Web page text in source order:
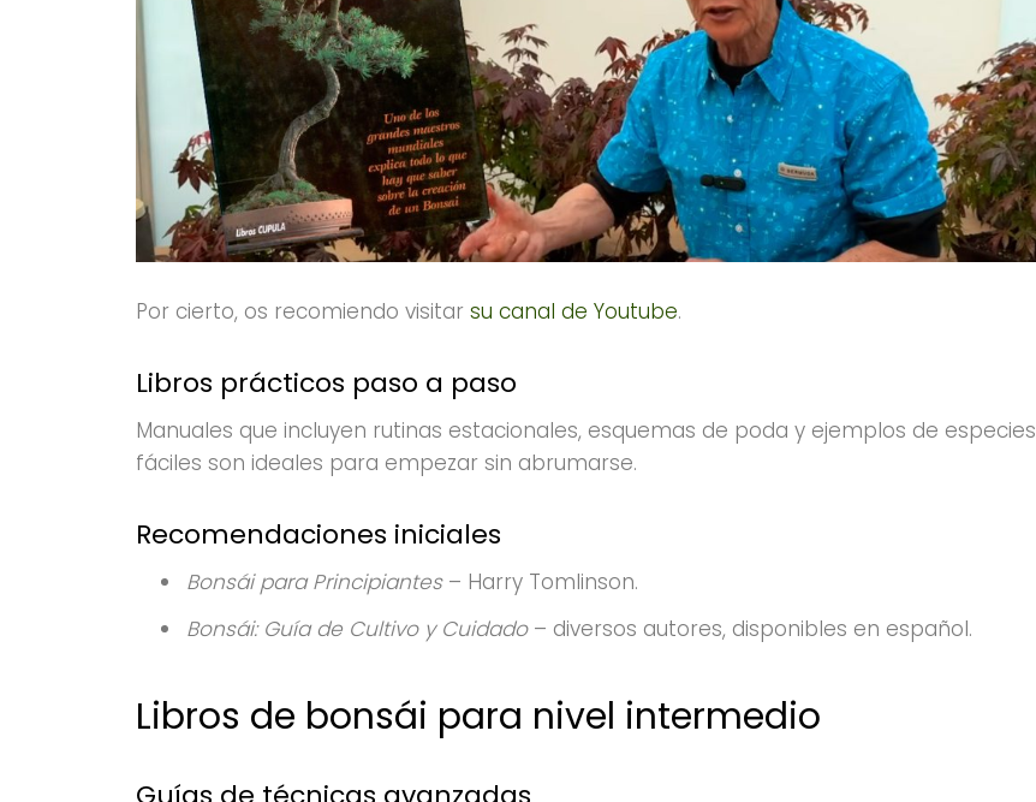
Por cierto, os recomiendo visitar su canal de Youtube.
Libros prácticos paso a paso
Manuales que incluyen rutinas estacionales, esquemas de poda y ejemplos de especies
fáciles son ideales para empezar sin abrumarse.
Recomendaciones iniciales
Bonsái para Principiantes– Harry Tomlinson.
Bonsái: Guía de Cultivo y Cuidado– diversos autores, disponibles en español.
Libros de bonsái para nivel intermedio